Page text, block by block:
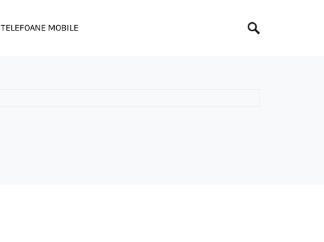
TELEFOANE MOBILE